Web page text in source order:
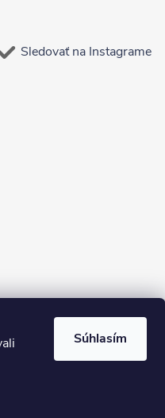
Súhlasím
Sledovať na Instagrame